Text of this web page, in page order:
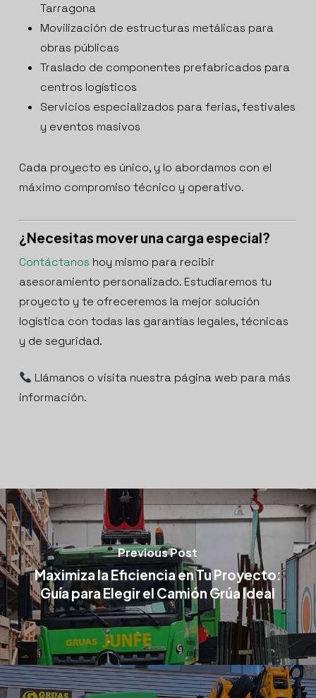
Tarragona
Movilización de estructuras metálicas para
obras públicas
Traslado de componentes prefabricados para
centros logísticos
Servicios especializados para ferias, festivales
y eventos masivos
Cada proyecto es único, y lo abordamos con el
máximo compromiso técnico y operativo.
¿Necesitas mover una carga especial?
Contáctanos hoy mismo para recibir
asesoramiento personalizado. Estudiaremos tu
proyecto y te ofreceremos la mejor solución
logística con todas las garantías legales, técnicas
y de seguridad.
Llámanos o visita nuestra página web para más
información.
Previous Post
Maximiza la Eficiencia en Tu Proyecto:
Guía para Elegir el Camión Grúa Ideal